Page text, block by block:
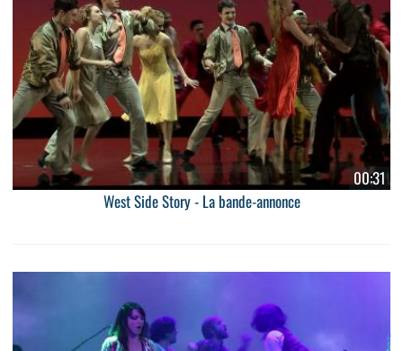
00:31
West Side Story - La bande-annonce